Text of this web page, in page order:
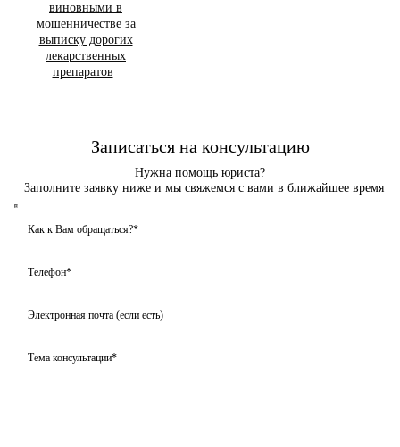
виновными в
мошенничестве за
выписку дорогих
лекарственных
препаратов
Записаться на консультацию
Нужна помощь юриста?
Заполните заявку ниже и мы свяжемся с вами в ближайшее время